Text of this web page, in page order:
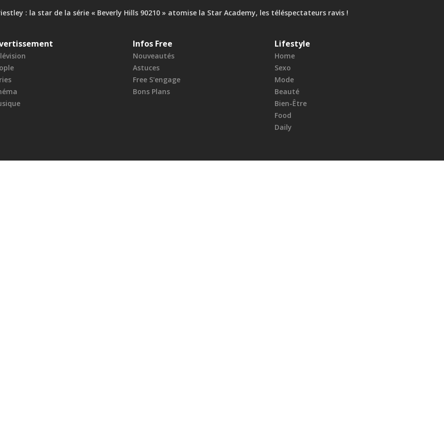
: la star de la série « Beverly Hills 90210 » atomise la Star Academy, les téléspectateurs ravis !
Infos Free
Nouveautés
Astuces
Free S'engage
Bons Plans
Lifestyle
Home
Sexo
Mode
Beauté
Bien-Être
Food
Daily